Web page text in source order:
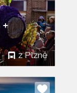
+
z Plzně